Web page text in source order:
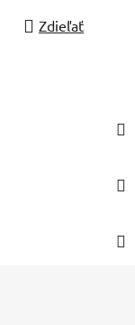
Zdieľať